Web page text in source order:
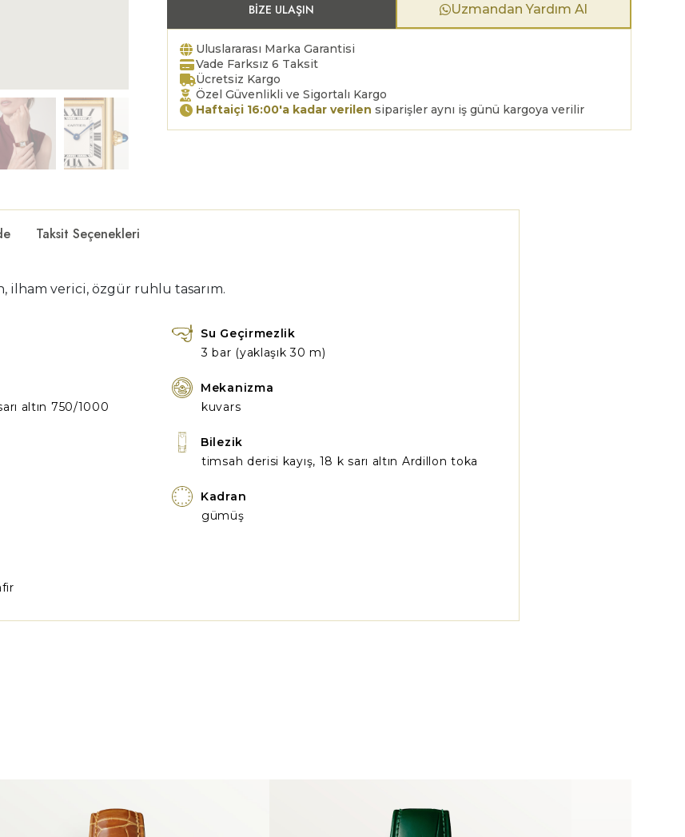
BIZE ULAŞIN Uzmandan Yardım Al
Uluslararası Marka Garantisi
Vade Farksız 6 Taksit
Ücretsiz Kargo
Özel Güvenlikli ve Sigortalı Kargo
Haftaiçi 16:00'a kadar verilen siparişler aynı iş günü kargoya verilir
Taksit Seçenekleri
ilham verici, özgür ruhlu tasarım.
altın 750/1000
Su Geçirmezlik
3 bar (yaklaşık 30 m)
Mekanizma
kuvars
Bilezik
timsah derisi kayış, 18 k sarı altın Ardillon toka
Kadran
gümüş